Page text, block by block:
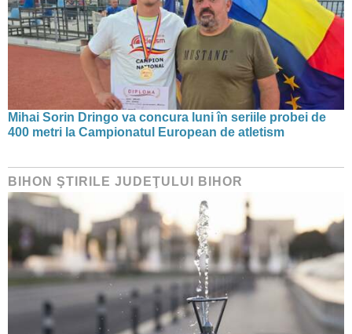
Mihai Sorin Dringo va concura luni în seriile probei de
400 metri la Campionatul European de atletism
BIHON ŞTIRILE JUDEŢULUI BIHOR